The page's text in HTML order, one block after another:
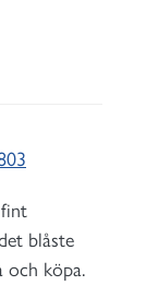
blåste
och köpa.